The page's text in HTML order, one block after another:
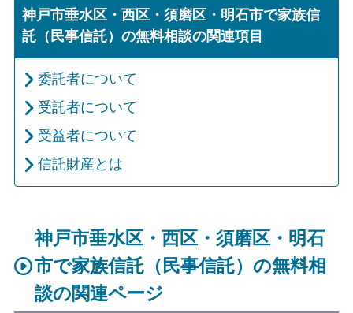
神戸市垂水区・西区・須磨区・明石市で家族信
託（民事信託）の無料相談の関連項目
委託者について
受託者について
受益者について
信託財産とは
神戸市垂水区・西区・須磨区・明石
市で家族信託（民事信託）の無料相
談の関連ページ